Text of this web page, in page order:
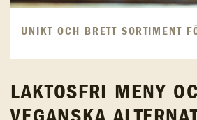
UNIKT OCH BRETT SORTIMENT
LAKTOSFRI MENY